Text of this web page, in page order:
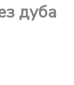
дуба